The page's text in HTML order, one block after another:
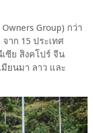
Group) กว่า
าก 15 ประเทศ
ซีย สิงคโปร์ จีน
มียนมา ลาว และ